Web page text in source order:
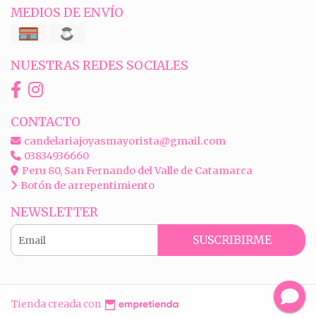
MEDIOS DE ENVÍO
NUESTRAS REDES SOCIALES
CONTACTO
candelariajoyasmayorista@gmail.com
03834936660
Peru 80, San Fernando del Valle de Catamarca
Botón de arrepentimiento
NEWSLETTER
SUSCRIBIRME
Tienda creada con